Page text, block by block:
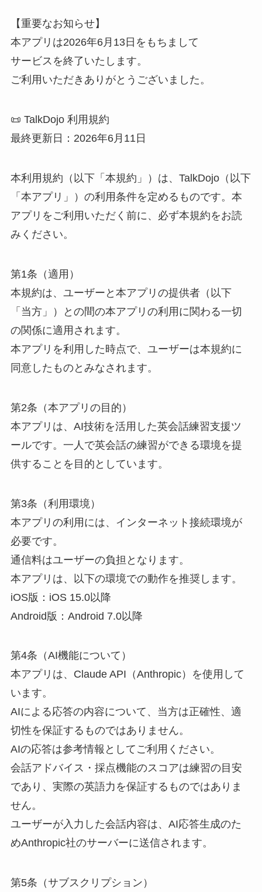
【重要なお知らせ】
本アプリは2026年6月13日をもちまして
サービスを終了いたします。
ご利用いただきありがとうございました。
📜 TalkDojo 利用規約
最終更新日：2026年6月11日
本利用規約（以下「本規約」）は、TalkDojo（以下
「本アプリ」）の利用条件を定めるものです。本
アプリをご利用いただく前に、必ず本規約をお読
みください。
第1条（適用）
本規約は、ユーザーと本アプリの提供者（以下
「当方」）との間の本アプリの利用に関わる一切
の関係に適用されます。
本アプリを利用した時点で、ユーザーは本規約に
同意したものとみなされます。
第2条（本アプリの目的）
本アプリは、AI技術を活用した英会話練習支援ツ
ールです。一人で英会話の練習ができる環境を提
供することを目的としています。
第3条（利用環境）
本アプリの利用には、インターネット接続環境が
必要です。
通信料はユーザーの負担となります。
本アプリは、以下の環境での動作を推奨します。
iOS版：iOS 15.0以降
Android版：Android 7.0以降
第4条（AI機能について）
本アプリは、Claude API（Anthropic）を使用して
います。
AIによる応答の内容について、当方は正確性、適
切性を保証するものではありません。
AIの応答は参考情報としてご利用ください。
会話アドバイス・採点機能のスコアは練習の目安
であり、実際の英語力を保証するものではありま
せん。
ユーザーが入力した会話内容は、AI応答生成のた
めAnthropic社のサーバーに送信されます。
第5条（サブスクリプション）